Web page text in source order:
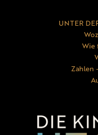
UNTER
Wie
Zahlen